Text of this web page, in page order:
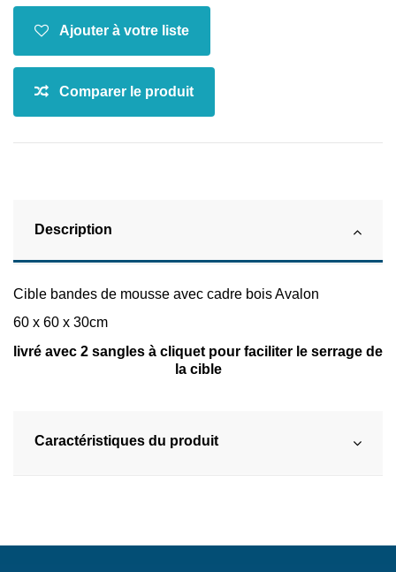
Description
Cible bandes de mousse avec cadre bois Avalon
60 x 60 x 30cm
livré avec 2 sangles à cliquet pour faciliter le serrage de
la cible
Caractéristiques du produit